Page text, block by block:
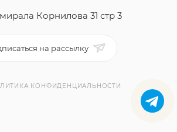
Корнилова 31 стр 3
на рассылку
КОНФИДЕНЦИАЛЬНОСТИ